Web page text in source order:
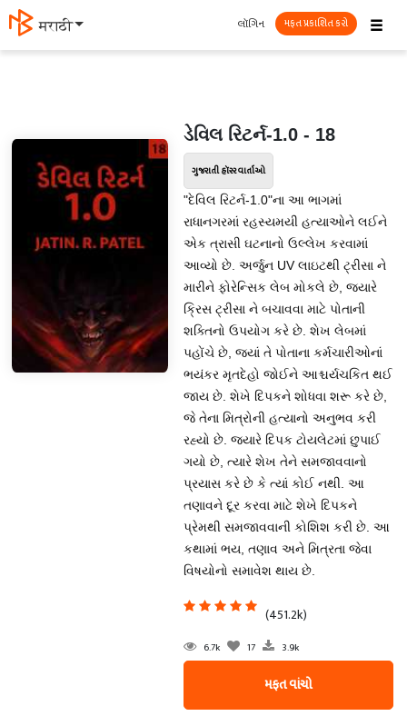
मराठी ☰
લૉગિન મફત પ્રકાશિત કરો
ડેવિલ રિટર્ન-1.0 - 18
ગુજરાતી હૉરર વાર્તાઓ
"દેવિલ રિટર્ન-1.0"ના આ ભાગમાં
રાધાનગરમાં રહસ્યમયી હત્યાઓને લઈને
એક ત્રાસી ઘટનાનો ઉલ્લેખ કરવામાં
આવ્યો છે. અર્જુન UV લાઇટથી ટ્રીસા ને
મારીને ફોરેન્સિક લેબ મોકલે છે, જ્યારે
ક્રિસ ટ્રીસા ને બચાવવા માટે પોતાની
શક્તિનો ઉપયોગ કરે છે. શેખ લેબમાં
પહોંચે છે, જ્યાં તે પોતાના કર્મચારીઓનાં
ભયંકર મૃતદેહો જોઈને આશ્ચર્યચકિત થઈ
જાય છે. શેખે દિપકને શોધવા શરૂ કરે છે,
જે તેના મિત્રોની હત્યાનો અનુભવ કરી
રહ્યો છે. જ્યારે દિપક ટોયલેટમાં છુપાઈ
ગયો છે, ત્યારે શેખ તેને સમજાવવાનો
પ્રયાસ કરે છે કે ત્યાં કોઈ નથી. આ
તણાવને દૂર કરવા માટે શેખે દિપકને
પ્રેમથી સમજાવવાની કોશિશ કરી છે. આ
કથામાં ભય, તણાવ અને મિત્રતા જેવા
વિષયોનો સમાવેશ થાય છે.
(451.2k)
6.7k 17 3.9k
મફત વાંચો